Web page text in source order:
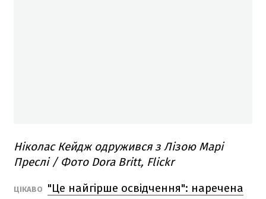
Ніколас Кейдж одружився з Лізою Марі
Преслі / Фото Dora Britt, Flickr
ЦІКАВО
"Це найгірше освідчення": наречена